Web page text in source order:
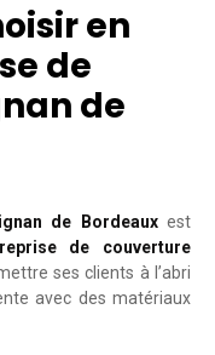
en
de
de
de Bordeauxest
de couverture
ses clients à l’abri
avec des matériaux